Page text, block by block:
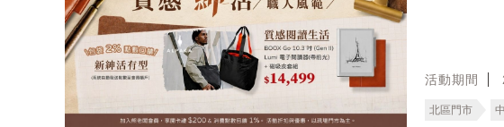
活動期間
北區門市